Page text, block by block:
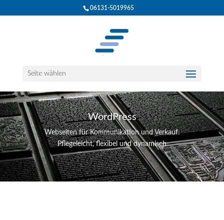
06131-5019965
Seite wählen
WordPress
Webseiten für Kommunikation und Verkauf.
Pflegeleicht, flexibel und dynamisch